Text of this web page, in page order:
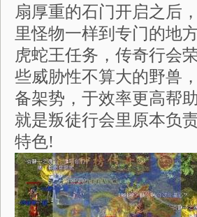
扇厚重的石门开启之后
里怪物一样到专门的地
虎蛇王任务，传奇行会
些威胁性不算大的野兽
备架势，于效率更高帮
就是叛徒行会里原本负
特色!